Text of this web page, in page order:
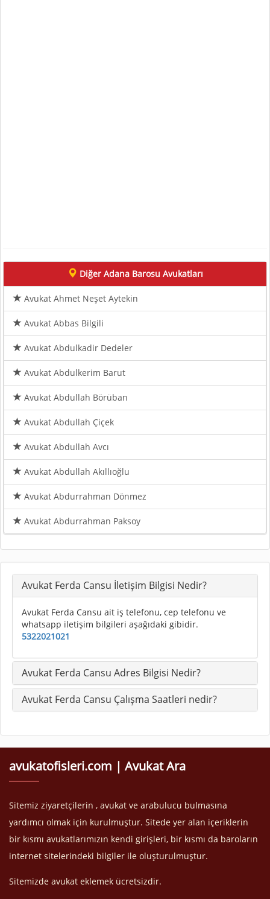
Diğer Adana Barosu Avukatları
Avukat Ahmet Neşet Aytekin
Avukat Abbas Bilgili
Avukat Abdulkadir Dedeler
Avukat Abdulkerim Barut
Avukat Abdullah Börüban
Avukat Abdullah Çiçek
Avukat Abdullah Avcı
Avukat Abdullah Akıllıoğlu
Avukat Abdurrahman Dönmez
Avukat Abdurrahman Paksoy
Avukat Ferda Cansu İletişim Bilgisi Nedir?
Avukat Ferda Cansu ait iş telefonu, cep telefonu ve
whatsapp iletişim bilgileri aşağıdaki gibidir.
5322021021
Avukat Ferda Cansu Adres Bilgisi Nedir?
Avukat Ferda Cansu Çalışma Saatleri nedir?
avukatofisleri.com | Avukat Ara
Sitemiz ziyaretçilerin , avukat ve arabulucu bulmasına
yardımcı olmak için kurulmuştur. Sitede yer alan içeriklerin
bir kısmı avukatlarımızın kendi girişleri, bir kısmı da baroların
internet sitelerindeki bilgiler ile oluşturulmuştur.
Sitemizde avukat eklemek ücretsizdir.